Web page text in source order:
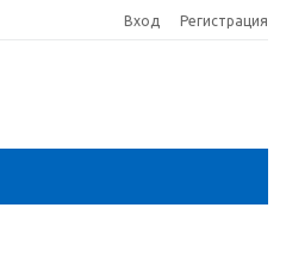
Вход Регистрация